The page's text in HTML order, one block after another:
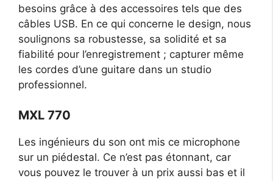
besoins grâce à des accessoires tels que des
câbles USB. En ce qui concerne le design, nous
soulignons sa robustesse, sa solidité et sa
fiabilité pour l’enregistrement ; capturer même
les cordes d’une guitare dans un studio
professionnel.
MXL 770
Les ingénieurs du son ont mis ce microphone
sur un piédestal. Ce n’est pas étonnant, car
vous pouvez le trouver à un prix aussi bas et il